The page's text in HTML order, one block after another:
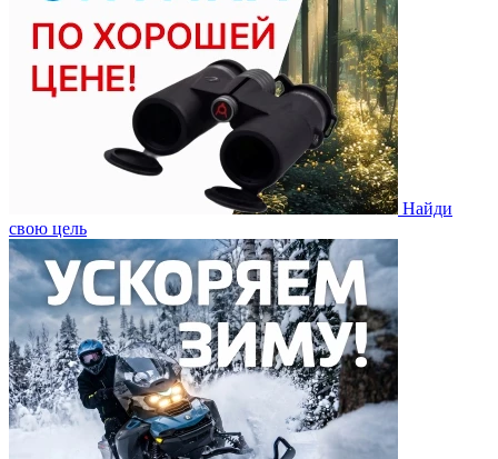
Найди
свою цель